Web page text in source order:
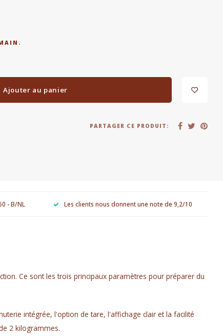
Ajouter au panier
PARTAGER CE PRODUIT:
- B/NL Les clients nous donnent une note de 9,2/10
Ce sont les trois principaux paramètres pour préparer du
intégrée, l'option de tare, l'affichage clair et la facilité
2 kilogrammes.